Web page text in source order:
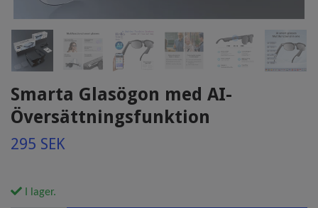
Smarta Glasögon med AI-
Översättningsfunktion
295 SEK
I lager.